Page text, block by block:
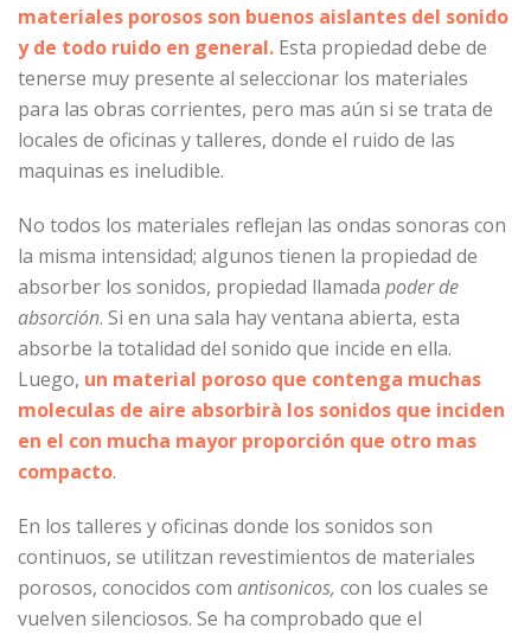
materiales porosos son buenos aislantes del sonido
y de todo ruido en general. Esta propiedad debe de
tenerse muy presente al seleccionar los materiales
para las obras corrientes, pero mas aún si se trata de
locales de oficinas y talleres, donde el ruido de las
maquinas es ineludible.
No todos los materiales reflejan las ondas sonoras con
la misma intensidad; algunos tienen la propiedad de
absorber los sonidos, propiedad llamada poder de
absorción. Si en una sala hay ventana abierta, esta
absorbe la totalidad del sonido que incide en ella.
Luego, un material poroso que contenga muchas
moleculas de aire absorbirà los sonidos que inciden
en el con mucha mayor proporción que otro mas
compacto.
En los talleres y oficinas donde los sonidos son
continuos, se utilitzan revestimientos de materiales
porosos, conocidos com antisonicos, con los cuales se
vuelven silenciosos. Se ha comprobado que el